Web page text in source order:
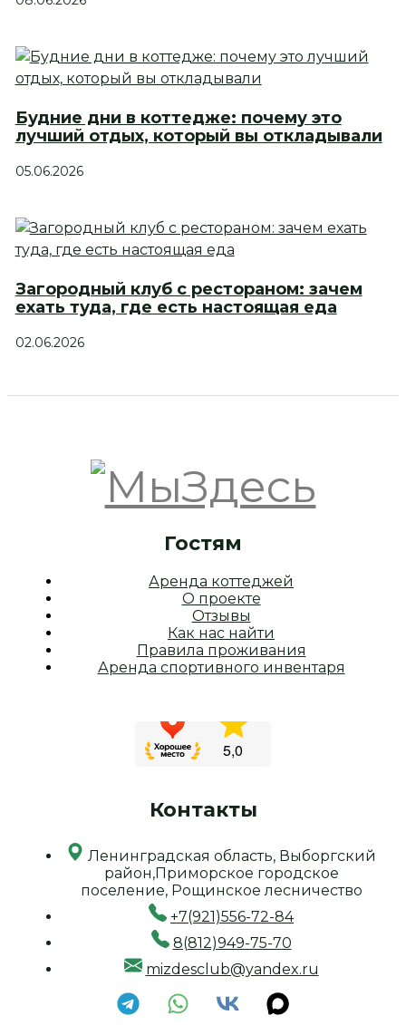
Будние дни в коттедже: почему это
лучший отдых, который вы откладывали
05.06.2026
Загородный клуб с рестораном: зачем
ехать туда, где есть настоящая еда
02.06.2026
Гостям
Аренда коттеджей
О проекте
Отзывы
Как нас найти
Правила проживания
Аренда спортивного инвентаря
Контакты
Ленинградская область, Выборгский
район,Приморское городское
поселение, Рощинское лесничество
+7(921)556-72-84
8(812)949-75-70
mizdesclub@yandex.ru